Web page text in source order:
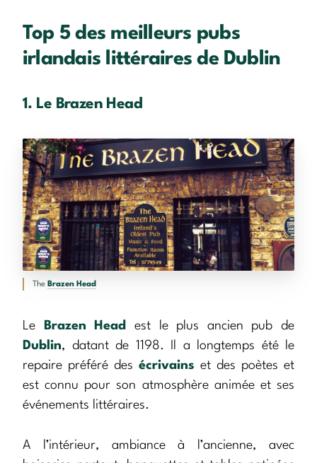
Top 5 des meilleurs pubs
irlandais littéraires de Dublin
1. Le Brazen Head
The Brazen Head
Le Brazen Head
est le plus ancien pub de
Dublin, datant de 1198. Il a longtemps été le
repaire préféré des écrivains et des poètes et
est connu pour son atmosphère animée et ses
événements littéraires.
A l’intérieur, ambiance à l’ancienne, avec